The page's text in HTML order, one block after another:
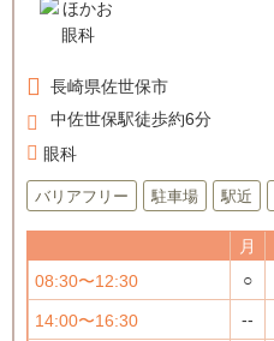
長崎県佐世保市
中佐世保駅徒歩約6分
眼科
バリアフリー 駐車場 駅近
月
08:30〜12:30
○
14:00〜16:30 --